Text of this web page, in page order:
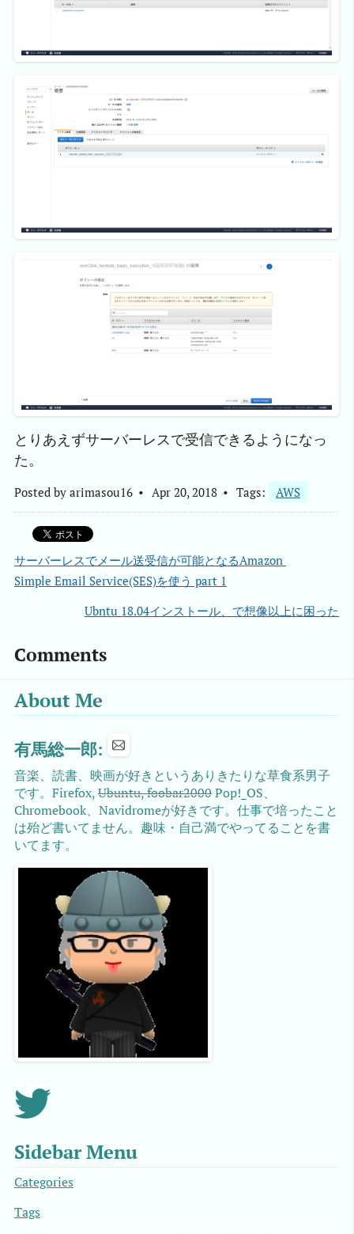
とりあえずサーバーレスで受信できるようになっ
た。
Posted by arimasou16 Apr 20, 2018 Tags: AWS
サーバーレスでメール送受信が可能となるAmazon
Simple Email Service(SES)を使う part 1
Ubntu 18.04インストール、で想像以上に困った
Comments
About Me
有馬総一郎:
音楽、読書、映画が好きというありきたりな草食系男子
です。Firefox,Ubuntu, foobar2000Pop!_OS、
Chromebook、Navidromeが好きです。仕事で培ったこと
は殆ど書いてません。趣味・自己満でやってることを書
いてます。
Sidebar Menu
Categories
Tags